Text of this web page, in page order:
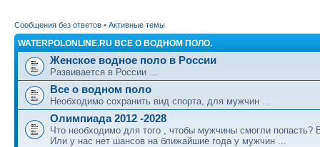
Сообщения без ответов • Активные темы
WATERPOLONLINE.RU ВСЕ О ВОДНОМ ПОЛО.
Женское водное поло в России
Развивается в России ...
Все о водном поло
Необходимо сохранить вид спорта, для мужчин ...
Олимпиада 2012 -2028
Что необходимо для того , чтобы мужчины смогли попасть?
Или у нас нет шансов на ближайшие года у мужчин ...